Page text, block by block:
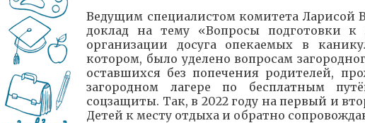
Ведущим специалистом комитета Ларисой
доклад на тему «Вопросы подготовки к
организации досуга опекаемых в
котором, было уделено вопросам
оставшихся без попечения родителей,
загородном лагере по бесплатным
соцзащиты. Так, в 2022 году на первый и
Детей к месту отдыха и обратно